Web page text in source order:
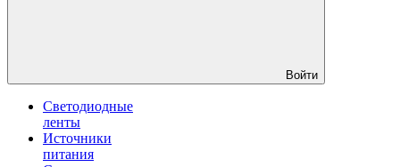
Войти
Светодиодные
ленты
Источники
питания